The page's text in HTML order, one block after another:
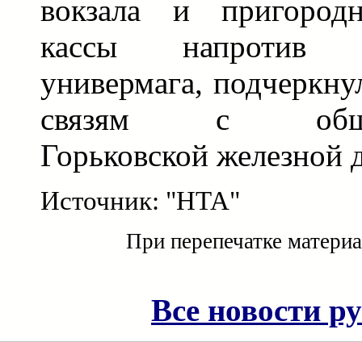
вокзала и
кассы напротив
универмага,
связям с
Горьковской железной
Источник: "НТА"
При перепечатке
Все новости